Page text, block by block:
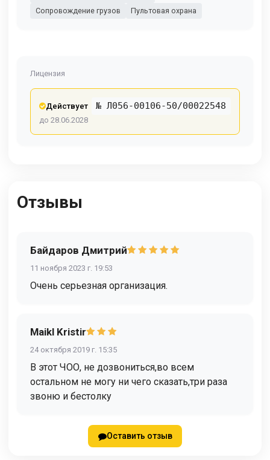
Сопровождение грузов Пультовая охрана
Лицензия
Действует № Л056-00106-50/00022548
до 28.06.2028
Отзывы
Байдаров Дмитрий
11 ноября 2023 г. 19:53
Очень серьезная организация.
Maikl Kristir
24 октября 2019 г. 15:35
В этот ЧОО, не дозвониться,во всем
остальном не могу ни чего сказать,три раза
звоню и бестолку
Оставить отзыв